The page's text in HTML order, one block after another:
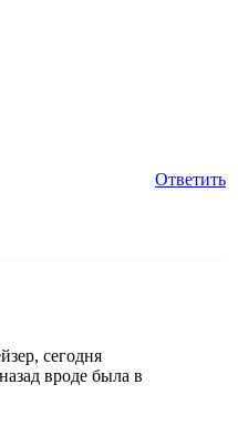
Ответить
сегодня
вроде была в